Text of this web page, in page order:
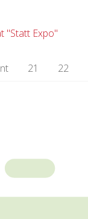
"Statt Expo"
21 22